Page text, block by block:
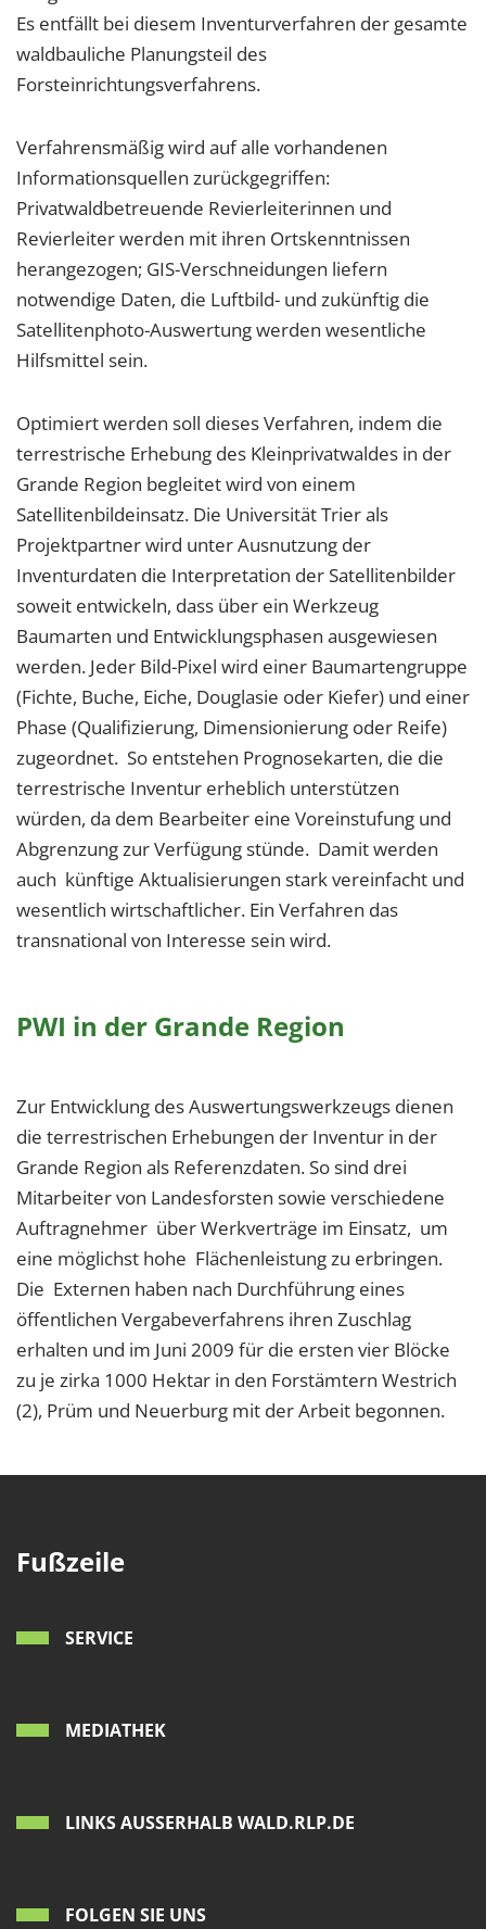
Es entfällt bei diesem Inventurverfahren der gesamte
waldbauliche Planungsteil des
Forsteinrichtungsverfahrens.
Verfahrensmäßig wird auf alle vorhandenen
Informationsquellen zurückgegriffen:
Privatwaldbetreuende Revierleiterinnen und
Revierleiter werden mit ihren Ortskenntnissen
herangezogen; GIS-Verschneidungen liefern
notwendige Daten, die Luftbild- und zukünftig die
Satellitenphoto-Auswertung werden wesentliche
Hilfsmittel sein.
Optimiert werden soll dieses Verfahren, indem die
terrestrische Erhebung des Kleinprivatwaldes in der
Grande Region begleitet wird von einem
Satellitenbildeinsatz. Die Universität Trier als
Projektpartner wird unter Ausnutzung der
Inventurdaten die Interpretation der Satellitenbilder
soweit entwickeln, dass über ein Werkzeug
Baumarten und Entwicklungsphasen ausgewiesen
werden. Jeder Bild-Pixel wird einer Baumartengruppe
(Fichte, Buche, Eiche, Douglasie oder Kiefer) und einer
Phase (Qualifizierung, Dimensionierung oder Reife)
zugeordnet. So entstehen Prognosekarten, die die
terrestrische Inventur erheblich unterstützen
würden, da dem Bearbeiter eine Voreinstufung und
Abgrenzung zur Verfügung stünde. Damit werden
auch künftige Aktualisierungen stark vereinfacht und
wesentlich wirtschaftlicher. Ein Verfahren das
transnational von Interesse sein wird.
PWI in der Grande Region
Zur Entwicklung des Auswertungswerkzeugs dienen
die terrestrischen Erhebungen der Inventur in der
Grande Region als Referenzdaten. So sind drei
Mitarbeiter von Landesforsten sowie verschiedene
Auftragnehmer über Werkverträge im Einsatz, um
eine möglichst hohe Flächenleistung zu erbringen.
Die Externen haben nach Durchführung eines
öffentlichen Vergabeverfahrens ihren Zuschlag
erhalten und im Juni 2009 für die ersten vier Blöcke
zu je zirka 1000 Hektar in den Forstämtern Westrich
(2), Prüm und Neuerburg mit der Arbeit begonnen.
Fußzeile
SERVICE
MEDIATHEK
LINKS AUSSERHALB WALD.RLP.DE
FOLGEN SIE UNS